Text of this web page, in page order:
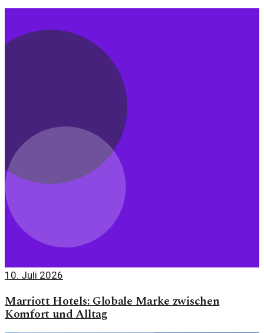
10. Juli 2026
Marriott Hotels: Globale Marke zwischen
Komfort und Alltag